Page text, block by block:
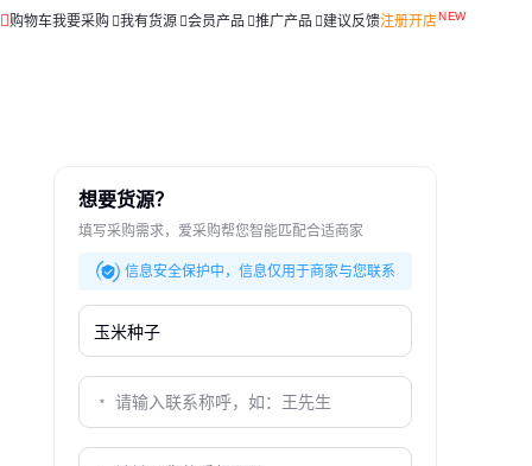
购物车我要采购 我有货源 会员产品 推广产品 建议反馈注册开店
想要货源？
填写采购需求，爱采购帮您智能匹配合适商家
信息安全保护中，信息仅用于商家与您联系